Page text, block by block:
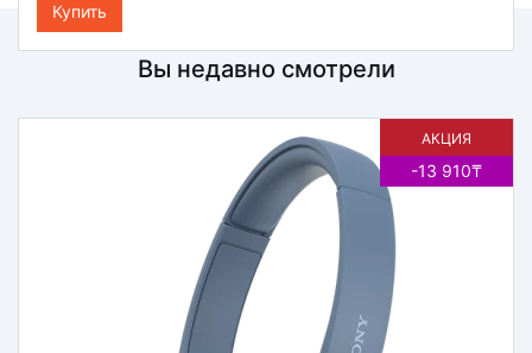
Купить
Вы недавно смотрели
АКЦИЯ
-13 910₸